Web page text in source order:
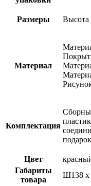
Размеры Высота
Материал
Комплектация
Цвет
Габариты
товара
Ш138 х